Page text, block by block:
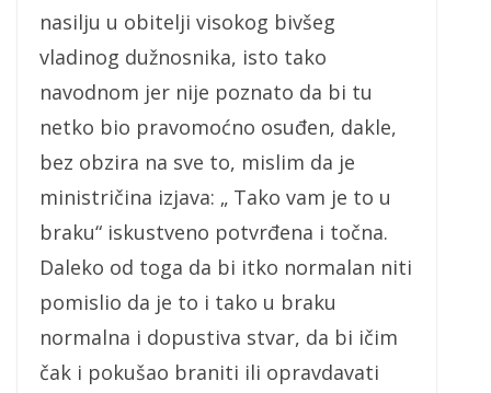
nasilju u obitelji visokog bivšeg
vladinog dužnosnika, isto tako
navodnom jer nije poznato da bi tu
netko bio pravomoćno osuđen, dakle,
bez obzira na sve to, mislim da je
ministričina izjava: „ Tako vam je to u
braku“ iskustveno potvrđena i točna.
Daleko od toga da bi itko normalan niti
pomislio da je to i tako u braku
normalna i dopustiva stvar, da bi ičim
čak i pokušao braniti ili opravdavati